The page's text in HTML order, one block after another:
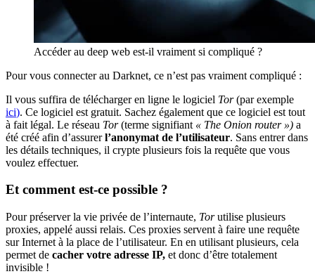
Accéder au deep web est-il vraiment si compliqué ?
Pour vous connecter au Darknet, ce n’est pas vraiment compliqué :
Il vous suffira de télécharger en ligne le logiciel Tor(par exemple
ici). Ce logiciel est gratuit. Sachez également que ce logiciel est tout
à fait légal. Le réseau Tor(terme signifiant « The Onion router ») a
été créé afin d’assurerl’anonymat de l’utilisateur. Sans entrer dans
les détails techniques, il crypte plusieurs fois la requête que vous
voulez effectuer.
Et comment est-ce possible ?
Pour préserver la vie privée de l’internaute, Torutilise plusieurs
proxies, appelé aussi relais. Ces proxies servent à faire une requête
sur Internet à la place de l’utilisateur. En en utilisant plusieurs, cela
permet de cacher votre adresse IP, et donc d’être totalement
invisible !